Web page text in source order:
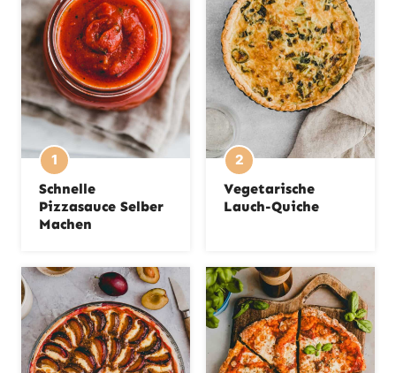
Schnelle
Pizzasauce Selber
Machen
Vegetarische
Lauch-Quiche